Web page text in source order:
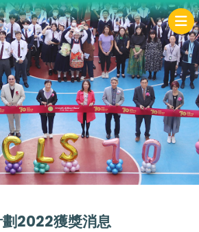
2022獲獎消息